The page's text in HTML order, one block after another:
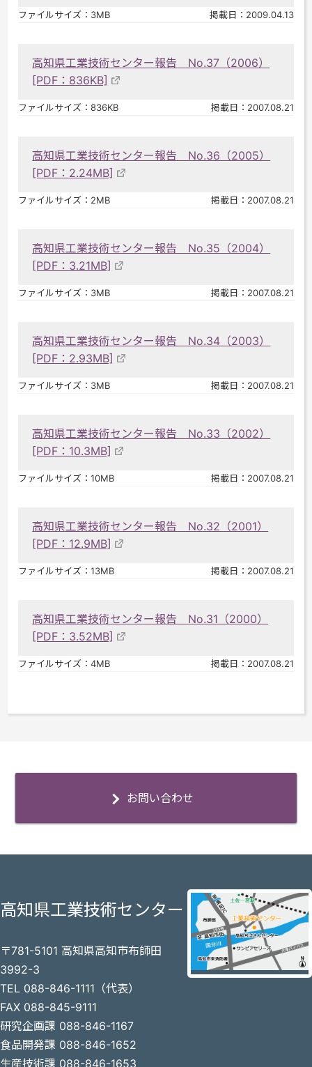
ファイルサイズ：3MB 掲載日：2009.04.13
高知県工業技術センター報告 No.37（2006）
[PDF：836KB]
ファイルサイズ：836KB 掲載日：2007.08.21
高知県工業技術センター報告 No.36（2005）
[PDF：2.24MB]
ファイルサイズ：2MB 掲載日：2007.08.21
高知県工業技術センター報告 No.35（2004）
[PDF：3.21MB]
ファイルサイズ：3MB 掲載日：2007.08.21
高知県工業技術センター報告 No.34（2003）
[PDF：2.93MB]
ファイルサイズ：3MB 掲載日：2007.08.21
高知県工業技術センター報告 No.33（2002）
[PDF：10.3MB]
ファイルサイズ：10MB 掲載日：2007.08.21
高知県工業技術センター報告 No.32（2001）
[PDF：12.9MB]
ファイルサイズ：13MB 掲載日：2007.08.21
高知県工業技術センター報告 No.31（2000）
[PDF：3.52MB]
ファイルサイズ：4MB 掲載日：2007.08.21
お問い合わせ
高知県工業技術センター
〒781-5101 高知県高知市布師田
3992-3
TEL 088-846-1111（代表）
FAX 088-845-9111
研究企画課 088-846-1167
食品開発課 088-846-1652
生産技術課 088-846-1653